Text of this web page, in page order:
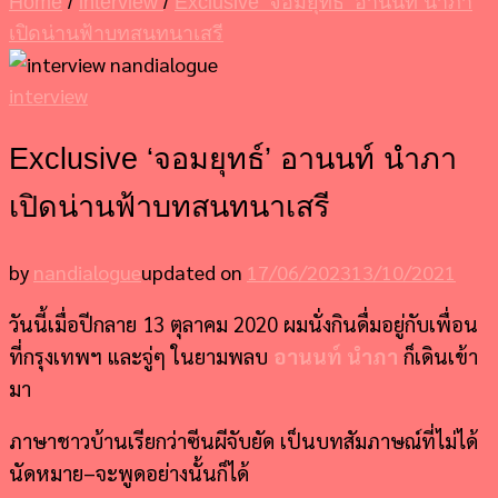
เปิดน่านฟ้าบทสนทนาเสรี
interview
Exclusive ‘จอมยุทธ์’ อานนท์ นำภา
เปิดน่านฟ้าบทสนทนาเสรี
by nandialogueupdated on 17/06/202313/10/2021
วันนี้เมื่อปีกลาย 13 ตุลาคม 2020 ผมนั่งกินดื่มอยู่กับเพื่อน
ที่กรุงเทพฯ และจู่ๆ ในยามพลบ อานนท์ นำภา ก็เดินเข้า
มา
ภาษาชาวบ้านเรียกว่าซีนผีจับยัด เป็นบทสัมภาษณ์ที่ไม่ได้
นัดหมาย–จะพูดอย่างนั้นก็ได้